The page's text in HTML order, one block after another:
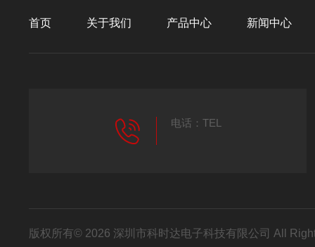
首页 关于我们 产品中心 新闻中心
电话：TEL
版权所有© 2026 深圳市科时达电子科技有限公司 All